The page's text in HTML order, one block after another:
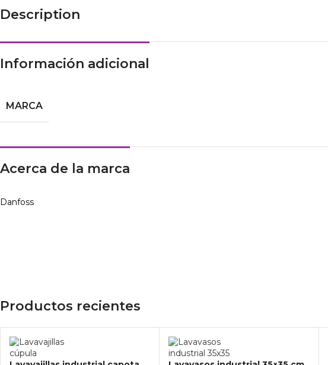
Description
Información adicional
MARCA
Acerca de la marca
Danfoss
Productos recientes